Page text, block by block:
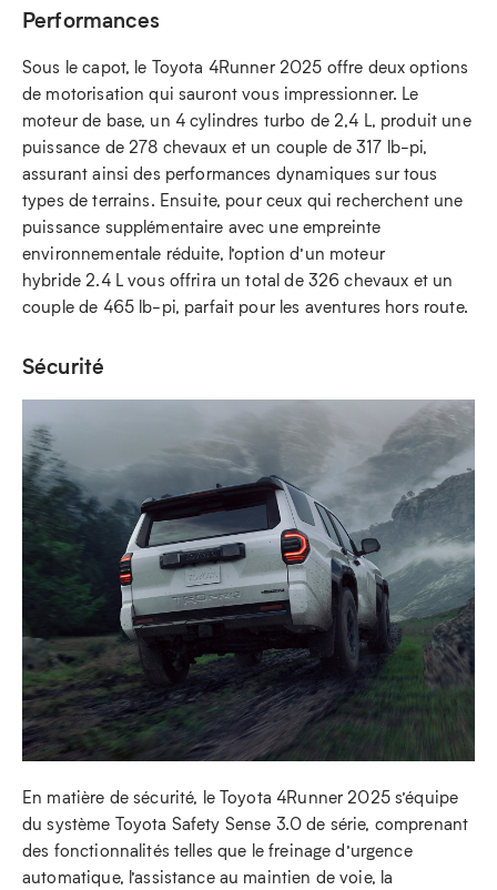
Performances
Sous le capot, le Toyota 4Runner 2025 offre deux options
de motorisation qui sauront vous impressionner. Le
moteur de base, un 4 cylindres turbo de 2,4 L, produit une
puissance de 278 chevaux et un couple de 317 lb-pi,
assurant ainsi des performances dynamiques sur tous
types de terrains. Ensuite, pour ceux qui recherchent une
puissance supplémentaire avec une empreinte
environnementale réduite, l’option d’un moteur
hybride 2.4 L vous offrira un total de 326 chevaux et un
couple de 465 lb-pi, parfait pour les aventures hors route.
Sécurité
En matière de sécurité, le Toyota 4Runner 2025 s’équipe
du système Toyota Safety Sense 3.0 de série, comprenant
des fonctionnalités telles que le freinage d’urgence
automatique, l’assistance au maintien de voie, la